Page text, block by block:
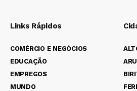
Links Rápidos
COMÉRCIO E NEGÓCIOS
EDUCAÇÃO
EMPREGOS
MUNDO